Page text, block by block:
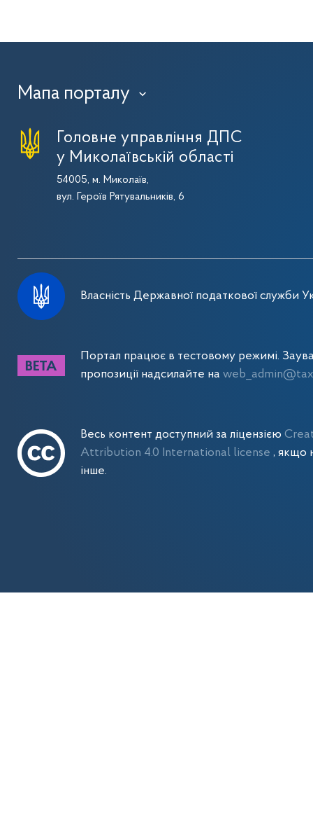
Мапа порталу ›
Головне управління ДПС
у Миколаївській області
54005, м. Миколаїв,
вул. Героїв Рятувальників, 6
Власність Державної податкової служби
Портал працює в тестовому режимі.
пропозиції надсилайте на
Весь контент доступний за ліцензією
Attribution 4.0 International license , якщо
інше.